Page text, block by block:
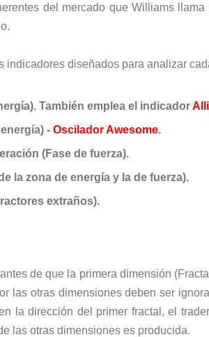
del mercado que Williams
indicadores diseñados para analizar
También emplea el indicador
- Oscilador Awesome.
(Fase de fuerza).
la zona de energía y la de fuerza).
extraños).
de que la primera dimensión
las otras dimensiones deben ser
la dirección del primer fractal, el
las otras dimensiones es producida.